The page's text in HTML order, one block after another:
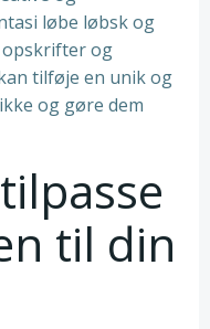
løbe løbsk og
og
tilføje en unik og
og gøre dem
til din